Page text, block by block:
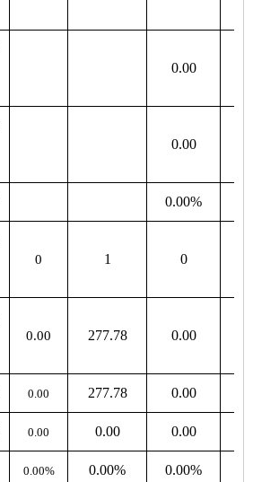
0.00
0.00
0.00%
0 1 0
0.00 277.78 0.00
0.00 277.78 0.00
0.00 0.00 0.00
0.00% 0.00% 0.00%